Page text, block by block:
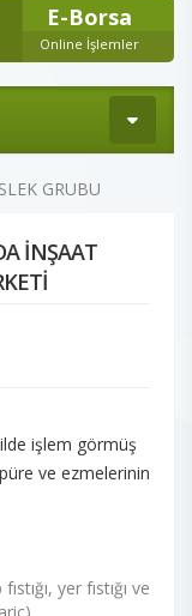
E-Borsa
Online İşlemler
GRUBU
İNŞAAT
işlem görmüş
ve ezmelerinin
yer fıstığı ve